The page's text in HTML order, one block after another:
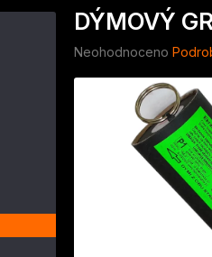
DÝMOVÝ
Průměrné
Neohodnoceno